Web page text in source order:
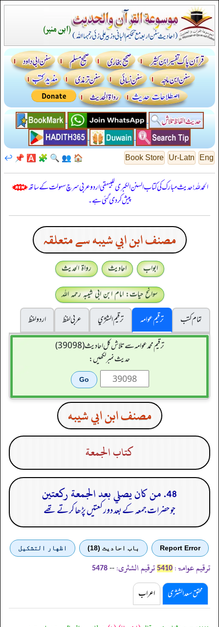
Eng
Ur-Latn
Book Store
🏠
👥
🔍
🧩
🅰️
📌
↩️
الحمدللہ! حدیث مبارک کی کتاب السنن الكبرى للبيهقي اردو عربی سرچ سہولت کے ساتھ
پیش کر دی گئی ہے۔
مصنف ابن ابي شيبه سے متعلقہ
ابواب احادیث
رواۃ الحدیث
سوانح حیات: امام ابن ابی شیبہ رحمہ اللہ
تمام کتب
ترقیم عوامہ ترقيم الشژي عربی لفظ
اردو لفظ
ترقیم محمدعوامہ سے تلاش کل احادیث (39098)
حدیث نمبر لکھیں:
مصنف ابن ابي شيبه
كتاب الجمعة
48. من كان يصلي بعد الجمعة ركعتين
جو حضرات جمعہ کے بعد دور کعتیں پڑھا کرتے تھے
Report Error باب احادیث (18) اظهار التشكيل
ترقیم عوامۃ: 5410 ترقیم الشثری: --
5478
محقق سعد الشثری اعراب